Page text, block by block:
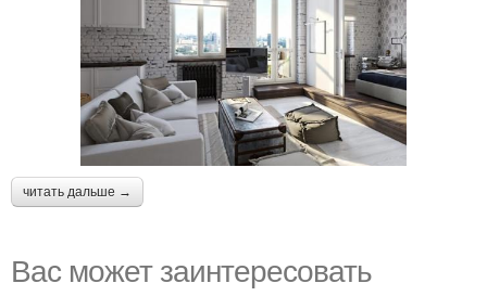
читать дальше →
Вас может заинтересовать